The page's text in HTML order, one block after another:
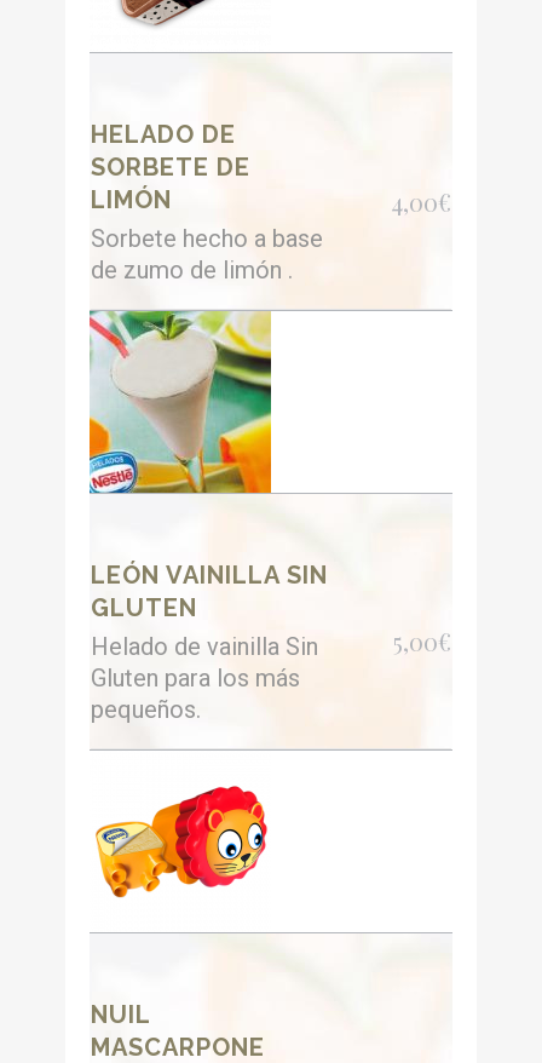
HELADO DE
SORBETE DE
LIMÓN
Sorbete hecho a base
de zumo de limón .
4,00€
LEÓN VAINILLA SIN
GLUTEN
Helado de vainilla Sin
Gluten para los más
pequeños.
5,00€
NUIL
MASCARPONE